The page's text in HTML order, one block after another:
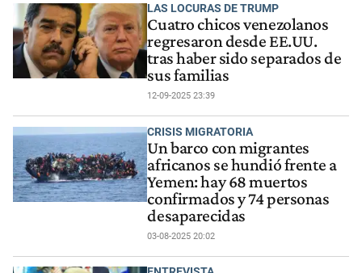
LAS LOCURAS DE TRUMP
Cuatro chicos venezolanos
regresaron desde EE.UU.
tras haber sido separados de
sus familias
12-09-2025 23:39
CRISIS MIGRATORIA
Un barco con migrantes
africanos se hundió frente a
Yemen: hay 68 muertos
confirmados y 74 personas
desaparecidas
03-08-2025 20:02